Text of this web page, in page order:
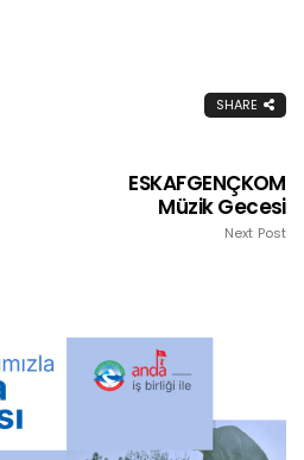
SHARE
ESKAFGENÇKOM
Müzik Gecesi
Next Post